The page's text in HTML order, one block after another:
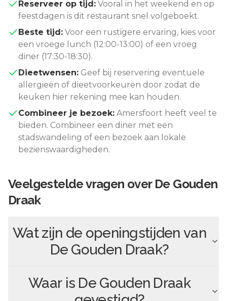
Reserveer op tijd: Vooral in het weekend en op
feestdagen is dit restaurant snel volgeboekt.
Beste tijd: Voor een rustigere ervaring, kies voor
een vroege lunch (12:00-13:00) of een vroeg
diner (17:30-18:30).
Dieetwensen: Geef bij reservering eventuele
allergieën of dieetvoorkeuren door zodat de
keuken hier rekening mee kan houden.
Combineer je bezoek: Amersfoort heeft veel te
bieden. Combineer een diner met een
stadswandeling of een bezoek aan lokale
bezienswaardigheden.
Veelgestelde vragen over De Gouden
Draak
Wat zijn de openingstijden van
De Gouden Draak?
Waar is De Gouden Draak